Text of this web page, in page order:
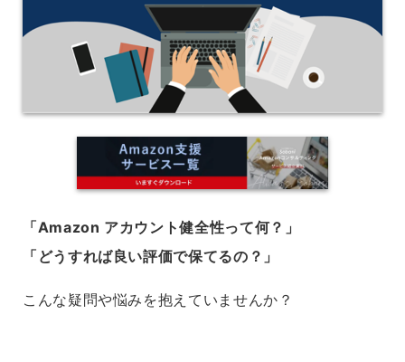
「Amazon アカウント健全性って何？」
「どうすれば良い評価で保てるの？」
こんな疑問や悩みを抱えていませんか？